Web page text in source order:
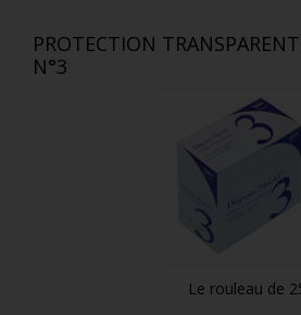
PROTECTION
N°3
Le rouleau de